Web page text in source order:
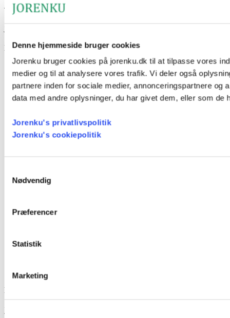
Denne hjemmeside bruger cookies
Jorenku bruger cookies på jorenku.dk til at tilpasse vores
medier og til at analysere vores trafik. Vi deler også
partnere inden for sociale medier, annonceringspartnere og
data med andre oplysninger, du har givet dem, eller som de
Jorenku's privatlivspolitik
Jorenku's cookiepolitik
Nødvendig
Præferencer
Statistik
Marketing
Tel.: +45 5621 4070
Direktlinks
Ameisensäure
Ergänzungsfutter
Trockendesinfektion
Veranstaltungen
Nachrichten
Produkte
Ameisensäure
Über Jorenku
Nachrichten
Hier finden Sie uns
Instagram